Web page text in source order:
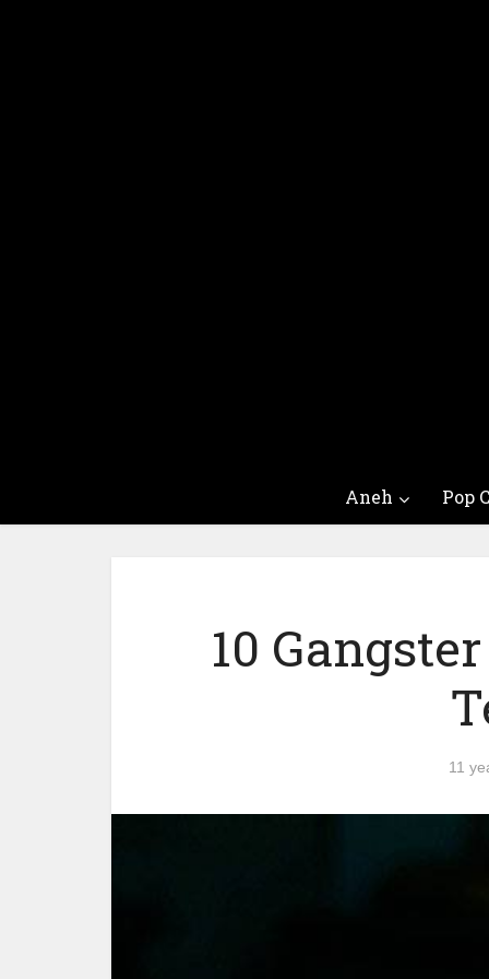
Aneh Pop
10
11